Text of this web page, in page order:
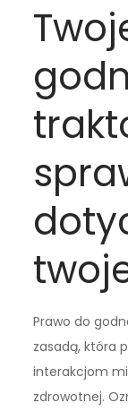
Prawo do
zasadą, która
interakcjom
zdrowotnej.